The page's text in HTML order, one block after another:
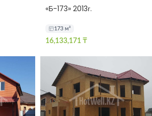
«Б-173» 2013г.
173 м²
16,133,171 ₸